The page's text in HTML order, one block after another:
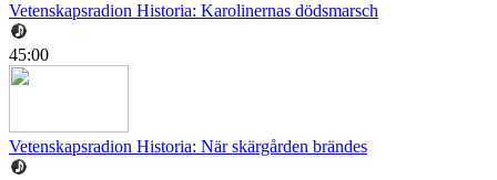
Vetenskapsradion Historia: Karolinernas dödsmarsch
45:00
Vetenskapsradion Historia: När skärgården brändes